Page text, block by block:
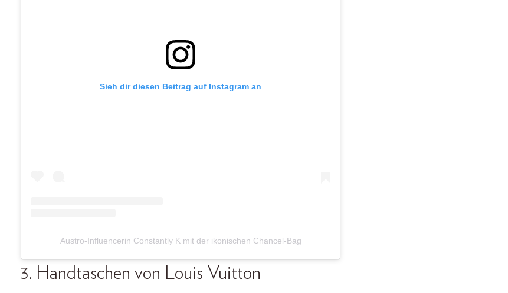
Sieh dir diesen Beitrag auf Instagram an
Austro-Influencerin Constantly K mit der ikonischen Chancel-Bag
3. Handtaschen von Louis Vuitton